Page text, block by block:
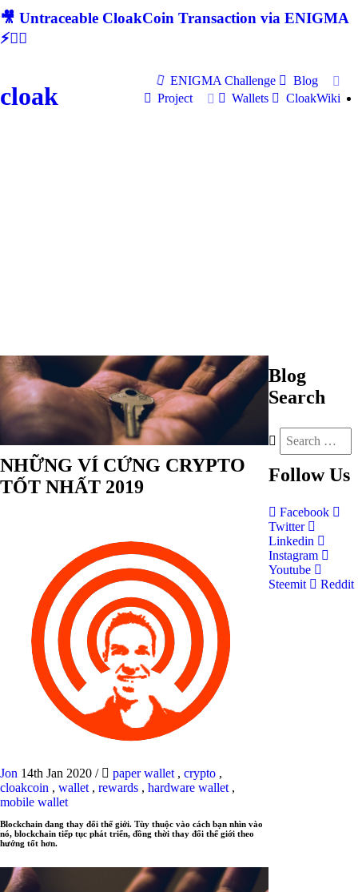
🎥 Untraceable CloakCoin Transaction via ENIGMA
⚡🕵‍♂
cloak
ENIGMA Challenge
Blog
Project
Wallets CloakWiki
NHỮNG VÍ CỨNG CRYPTO
TỐT NHẤT 2019
Jon 14th Jan 2020 / paper wallet , crypto ,
cloakcoin , wallet , rewards , hardware wallet ,
mobile wallet
Blockchain đang thay đổi thế giới. Tùy thuộc vào cách bạn nhìn vào
nó, blockchain tiếp tục phát triển, đồng thời thay đổi thế giới theo
hướng tốt hơn.
Blog
Search
Follow Us
Facebook
Twitter
Linkedin
Instagram
Youtube
Steemit
Reddit